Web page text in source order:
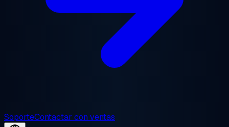
SoporteContactar con ventas